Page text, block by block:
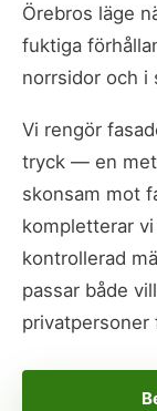
Örebros läge
fuktiga
norrsidor och i
Vi rengör
tryck — en
skonsam mot
kompletterar
kontrollerad
passar både
privatpersoner